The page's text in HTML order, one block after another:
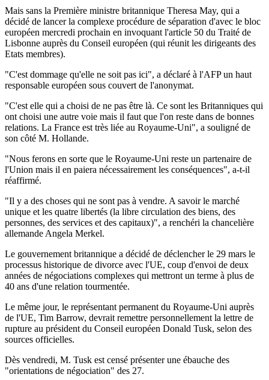
Mais sans la Première ministre britannique Theresa May, qui a
décidé de lancer la complexe procédure de séparation d'avec le bloc
européen mercredi prochain en invoquant l'article 50 du Traité de
Lisbonne auprès du Conseil européen (qui réunit les dirigeants des
Etats membres).
"C'est dommage qu'elle ne soit pas ici", a déclaré à l'AFP un haut
responsable européen sous couvert de l'anonymat.
"C'est elle qui a choisi de ne pas être là. Ce sont les Britanniques qui
ont choisi une autre voie mais il faut que l'on reste dans de bonnes
relations. La France est très liée au Royaume-Uni", a souligné de
son côté M. Hollande.
"Nous ferons en sorte que le Royaume-Uni reste un partenaire de
l'Union mais il en paiera nécessairement les conséquences", a-t-il
réaffirmé.
"Il y a des choses qui ne sont pas à vendre. A savoir le marché
unique et les quatre libertés (la libre circulation des biens, des
personnes, des services et des capitaux)", a renchéri la chancelière
allemande Angela Merkel.
Le gouvernement britannique a décidé de déclencher le 29 mars le
processus historique de divorce avec l'UE, coup d'envoi de deux
années de négociations complexes qui mettront un terme à plus de
40 ans d'une relation tourmentée.
Le même jour, le représentant permanent du Royaume-Uni auprès
de l'UE, Tim Barrow, devrait remettre personnellement la lettre de
rupture au président du Conseil européen Donald Tusk, selon des
sources officielles.
Dès vendredi, M. Tusk est censé présenter une ébauche des
"orientations de négociation" des 27.